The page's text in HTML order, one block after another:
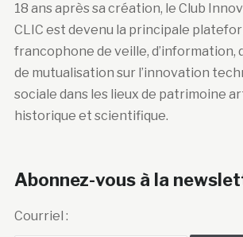
18 ans après sa création, le Club
CLIC est devenu la principale
francophone de veille, d’information,
de mutualisation sur l’innovation
sociale dans les lieux de patrimoine
historique et scientifique.
Abonnez-vous à la
Courriel :